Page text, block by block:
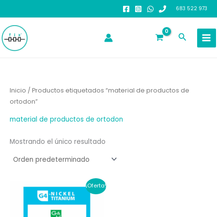
al
contenido
683 522 973
Buscar
Inicio / Productos etiquetados “material de productos de
ortodon”
material de productos de ortodon
Mostrando el único resultado
¡Oferta!